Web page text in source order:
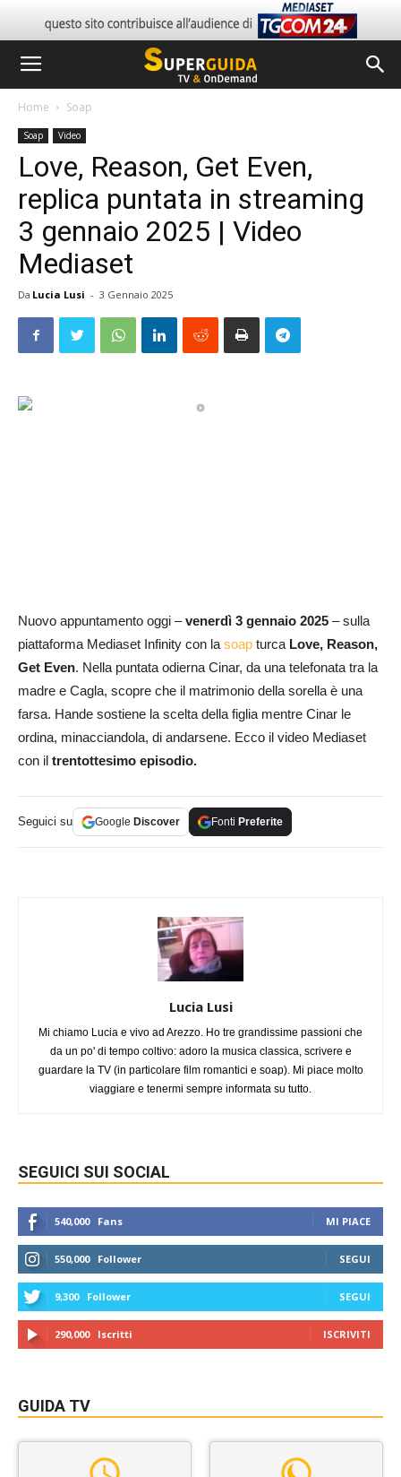
Home Soap
Soap Video
Love, Reason, Get Even,
replica puntata in streaming
3 gennaio 2025 | Video
Mediaset
Da Lucia Lusi - 3 Gennaio 2025
Nuovo appuntamento oggi –venerdì 3 gennaio 2025 – sulla
piattaforma Mediaset Infinity con lasoap turca Love, Reason,
Get Even. Nella puntata odierna Cinar, da una telefonata tra la
madre e Cagla, scopre che il matrimonio della sorella è una
farsa. Hande sostiene la scelta della figlia mentre Cinar le
ordina, minacciandola, di andarsene. Ecco il video Mediaset
con il trentottesimo episodio.
Seguici su Google Discover Fonti Preferite
Lucia Lusi
Mi chiamo Lucia e vivo ad Arezzo. Ho tre grandissime passioni che
da un po' di tempo coltivo: adoro la musica classica, scrivere e
guardare la TV (in particolare film romantici e soap). Mi piace molto
viaggiare e tenermi sempre informata su tutto.
SEGUICI SUI SOCIAL
540,000 Fans MI PIACE
550,000 Follower SEGUI
9,300 Follower SEGUI
290,000 Iscritti ISCRIVITI
GUIDA TV